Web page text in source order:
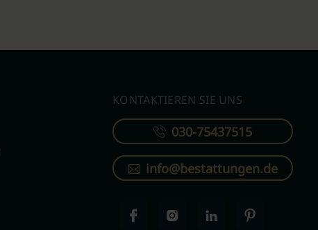
KONTAKTIEREN SIE UNS
030-75437515
info@bestattungen.de